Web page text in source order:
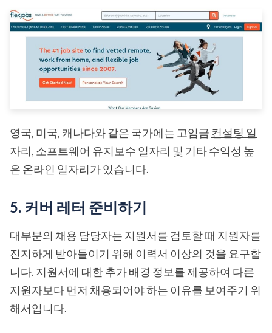
영국, 미국, 캐나다와 같은 국가에는 고임금 컨설팅 일
자리, 소프트웨어 유지보수 일자리 및 기타 수익성 높
은 온라인 일자리가 있습니다.
5. 커버 레터 준비하기
대부분의 채용 담당자는 지원서를 검토할 때 지원자를
진지하게 받아들이기 위해 이력서 이상의 것을 요구합
니다. 지원서에 대한 추가 배경 정보를 제공하여 다른
지원자보다 먼저 채용되어야 하는 이유를 보여주기 위
해서입니다.